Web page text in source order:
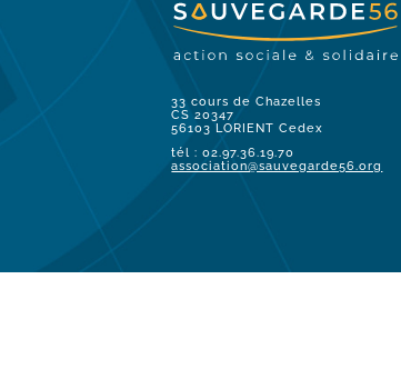
33 cours de Chazelles
CS 20347
56103 LORIENT Cedex
tél : 02.97.36.19.70
association@sauvegarde56.org